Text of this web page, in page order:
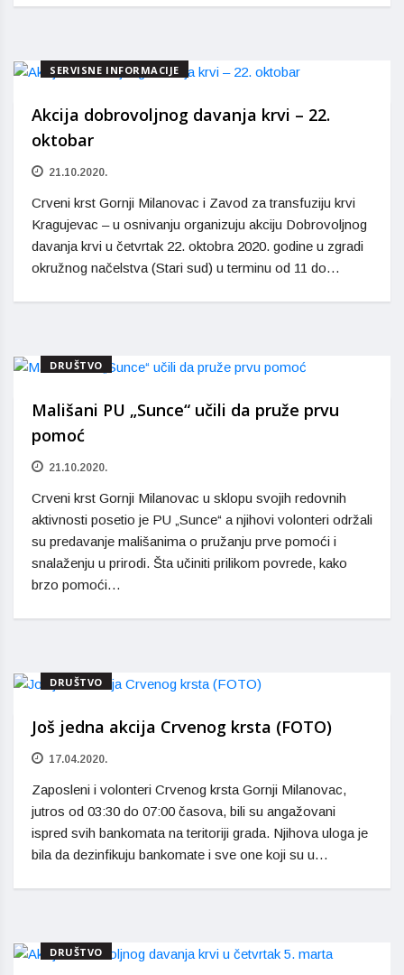
SERVISNE INFORMACIJE
Akcija dobrovoljnog davanja krvi – 22.
oktobar
21.10.2020.
Crveni krst Gornji Milanovac i Zavod za transfuziju krvi
Kragujevac – u osnivanju organizuju akciju Dobrovoljnog
davanja krvi u četvrtak 22. oktobra 2020. godine u zgradi
okružnog načelstva (Stari sud) u terminu od 11 do…
DRUŠTVO
Mališani PU „Sunce“ učili da pruže prvu
pomoć
21.10.2020.
Crveni krst Gornji Milanovac u sklopu svojih redovnih
aktivnosti posetio je PU „Sunce“ a njihovi volonteri održali
su predavanje mališanima o pružanju prve pomoći i
snalaženju u prirodi. Šta učiniti prilikom povrede, kako
brzo pomoći…
DRUŠTVO
Još jedna akcija Crvenog krsta (FOTO)
17.04.2020.
Zaposleni i volonteri Crvenog krsta Gornji Milanovac,
jutros od 03:30 do 07:00 časova, bili su angažovani
ispred svih bankomata na teritoriji grada. Njihova uloga je
bila da dezinfikuju bankomate i sve one koji su u…
DRUŠTVO